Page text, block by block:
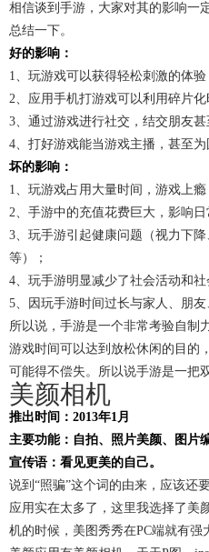
相信谈到手游，大家对其的影响一
总结一下。
好的影响：
1、玩游戏可以获得轻松刺激的体验
2、应用手机打游戏可以利用碎片化
3、通过游戏进行社交，结交朋友甚
4、打好游戏能当游戏主播，甚至为
坏的影响：
1、玩游戏占用大量时间，游戏上瘾
2、手游中的充值花费巨大，影响日
3、玩手游引起健康问题（视力下
等）；
4、玩手游明显减少了社会活动和社
5、因玩手游时间过长与家人、朋友
所以说，手游是一个非常考验自制
游戏时间可以达到放松休闲的目的
可能得不偿失。所以说手游是一把
美颜相机
推出时间：2013年1月
主要功能：自拍、照片美颜、图片
宣传语：看见更美的自己。
说到“照骗”这个词的由来，应该还
应用实在太多了，这里我选择了美
机的时候，美图秀秀在PC端就有